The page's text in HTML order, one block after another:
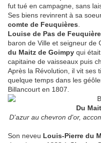
fut tué en campagne, sans
Ses biens revinrent à sa
comte de Feuquières
Louise de Pas de
baron de Ville et seigneur de
du Maitz de Goimpy qui
capitaine de vaisseaux puis
Après la Révolution, il vit ses
quelque temps dans les
Billancourt en 1807.
Du
D'azur au chevron d'or,
Son neveu Louis-Pierre du